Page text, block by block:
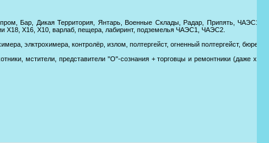
Бар, Дикая Территория, Янтарь, Военные Склады, Радар, Припять,
Х18, Х16, Х10, варлаб, пещера, лабиринт, подземелья ЧАЭС1, ЧАЭС2.
элктрохимера, контролёр, излом, полтергейст, огненный полтергейст, бюрер.
мстители, представители "О"-сознания + торговцы и ремонтники (даже